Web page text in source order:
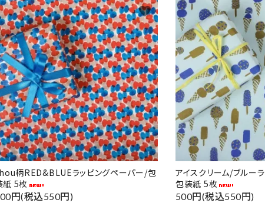
柄RED&BLUEラッピングペーパー/包
紙 5枚
円(税込550円)
favorite
アイスクリーム/ブルー
包装紙 5枚
500円(税込550円)